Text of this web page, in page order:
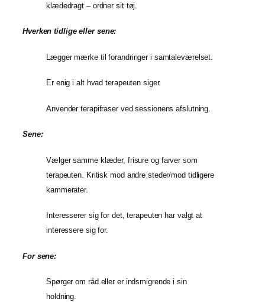
klædedragt – ordner sit tøj.
Hverken tidlige eller sene:
Lægger mærke til forandringer i samtaleværelset.
Er enig i alt hvad terapeuten siger.
Anvender terapifraser ved sessionens afslutning.
Sene:
Vælger samme klæder, frisure og farver som
terapeuten. Kritisk mod andre steder/mod tidligere
kammerater.
Interesserer sig for det, terapeuten har valgt at
interessere sig for.
For sene:
Spørger om råd eller er indsmigrende i sin
holdning.